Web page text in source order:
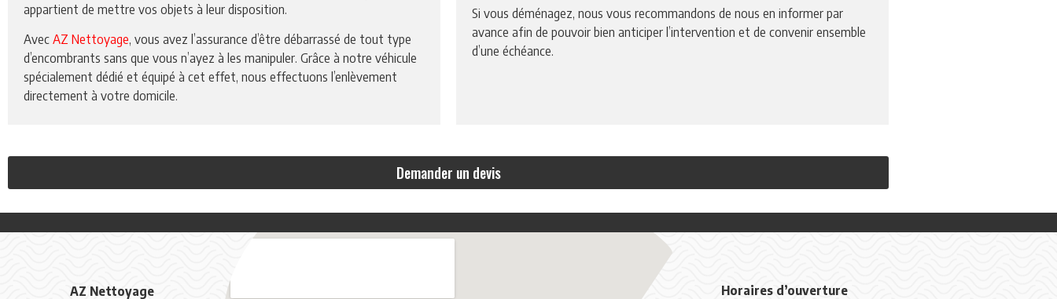
appartient de mettre vos objets à leur disposition.
Avec AZ Nettoyage, vous avez l’assurance d’être débarrassé de tout type
d’encombrants sans que vous n’ayez à les manipuler. Grâce à notre véhicule
spécialement dédié et équipé à cet effet, nous effectuons l’enlèvement
directement à votre domicile.
Si vous déménagez, nous vous recommandons de nous en informer par
avance afin de pouvoir bien anticiper l’intervention et de convenir ensemble
d’une échéance.
Demander un devis
AZ Nettoyage Horaires d’ouverture